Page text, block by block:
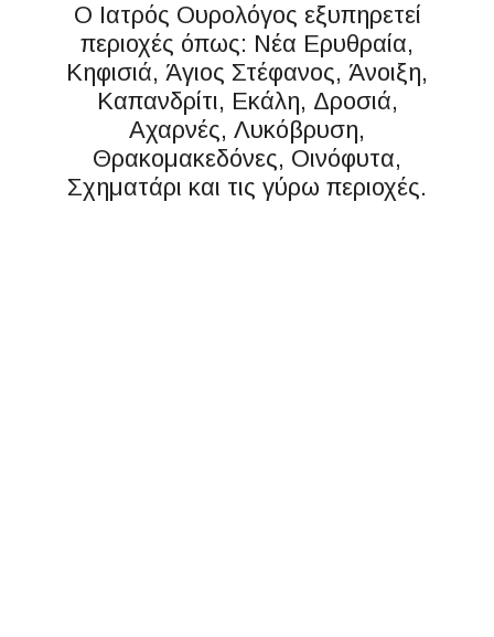
Ο Ιατρός Ουρολόγος εξυπηρετεί
περιοχές όπως: Νέα Ερυθραία,
Κηφισιά, Άγιος Στέφανος, Άνοιξη,
Καπανδρίτι, Εκάλη, Δροσιά,
Αχαρνές, Λυκόβρυση,
Θρακομακεδόνες, Οινόφυτα,
Σχηματάρι και τις γύρω περιοχές.